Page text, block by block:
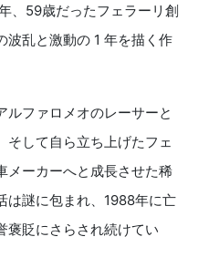
、59歳だったフェラーリ創
波乱と激動の 1 年を描く作
ファロメオのレーサーと
そして自ら立ち上げたフェ
メーカーへと成長させた稀
は謎に包まれ、1988年に亡
褒貶にさらされ続けてい